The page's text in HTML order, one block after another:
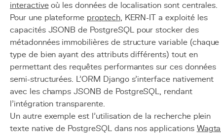
interactiveoù les données de localisation sont centrales.
Pour une plateforme proptech, KERN-IT a exploité les
capacités JSONB de PostgreSQL pour stocker des
métadonnées immobilières de structure variable (chaque
type de bien ayant des attributs différents) tout en
permettant des requêtes performantes sur ces données
semi-structurées. L'ORM Django s'interface nativement
avec les champs JSONB de PostgreSQL, rendant
l'intégration transparente.
Un autre exemple est l'utilisation de la recherche plein
texte native de PostgreSQL dans nos applications